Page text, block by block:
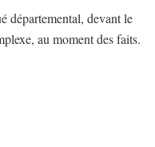
départemental, devant le
au moment des faits.